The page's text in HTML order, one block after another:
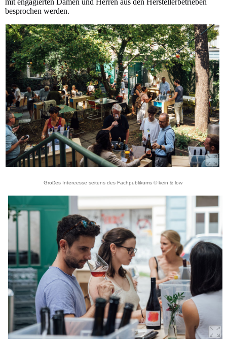
mit engagierten Damen und Herren aus den Herstellerbetrieben
besprochen werden.
Großes Intereesse seitens des Fachpublikums © kein & low